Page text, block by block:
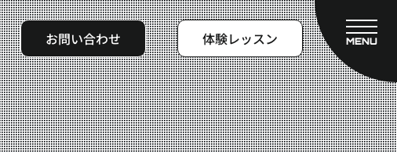
お問い合わせ 体験レッスン
MENU